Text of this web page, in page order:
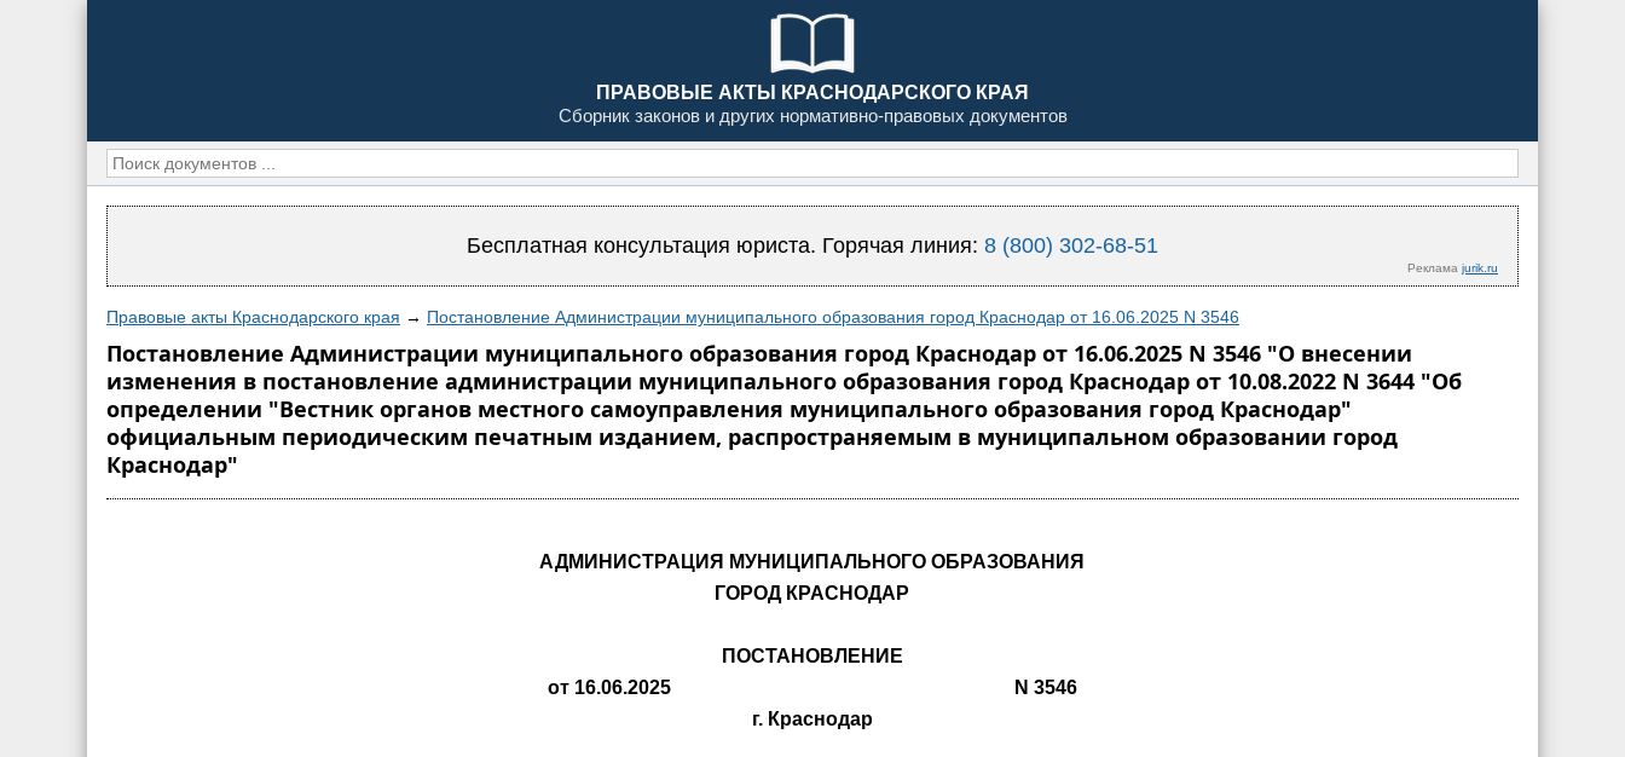
ПРАВОВЫЕ АКТЫ КРАСНОДАРСКОГО КРАЯ
Сборник законов и других нормативно-правовых документов
Бесплатная консультация юриста. Горячая линия: 8 (800) 302-68-51
Реклама jurik.ru
Правовые акты Краснодарского края → Постановление Администрации муниципального образования город Краснодар от 16.06.2025 N 3546
Постановление Администрации муниципального образования город Краснодар от 16.06.2025 N 3546 "О внесении
изменения в постановление администрации муниципального образования город Краснодар от 10.08.2022 N 3644 "Об
определении "Вестник органов местного самоуправления муниципального образования город Краснодар"
официальным периодическим печатным изданием, распространяемым в муниципальном образовании город
Краснодар"
АДМИНИСТРАЦИЯ МУНИЦИПАЛЬНОГО ОБРАЗОВАНИЯ
ГОРОД КРАСНОДАР
ПОСТАНОВЛЕНИЕ
от 16.06.2025 N 3546
г. Краснодар